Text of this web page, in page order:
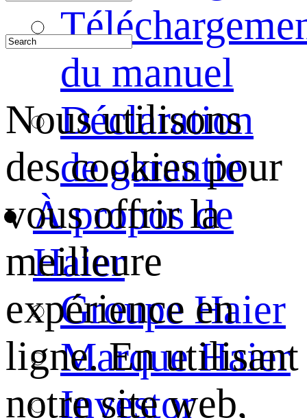
du manuel
Déclaration
de garantie
À propos de
Haier
Groupe Haier
Marque Haier
Investor
Nous utilisons
des cookies pour
vous offrir la
meilleure
expérience en
ligne. En utilisant
notre site web,